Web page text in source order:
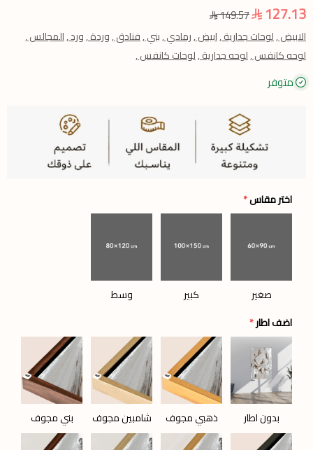
127.13
149.57
الابيض ,لوحات جدارية ,ابيض ,رمادي ,بني ,فنادق ,وردة ,ورد ,المجالس ,
لوحه كانفس ,لوحه جدارية ,لوحات كانفس ,
متوفر
اختر مقاس*
صغير كبير
وسط
اضف اطار*
بدون اطار ذهبي مجوف شامبين مجوف بني مجوف